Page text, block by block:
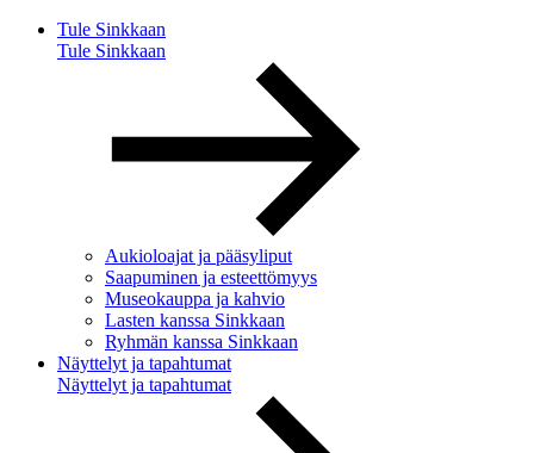
Tule Sinkkaan
Tule Sinkkaan
Aukioloajat ja pääsyliput
Saapuminen ja esteettömyys
Museokauppa ja kahvio
Lasten kanssa Sinkkaan
Ryhmän kanssa Sinkkaan
Näyttelyt ja tapahtumat
Näyttelyt ja tapahtumat